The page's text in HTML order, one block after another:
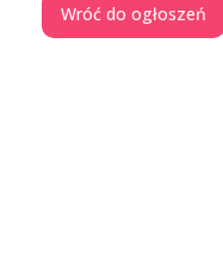
Wróć do ogłoszeń